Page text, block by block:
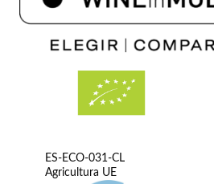
ES-ECO-031-CL
Agricultura UE